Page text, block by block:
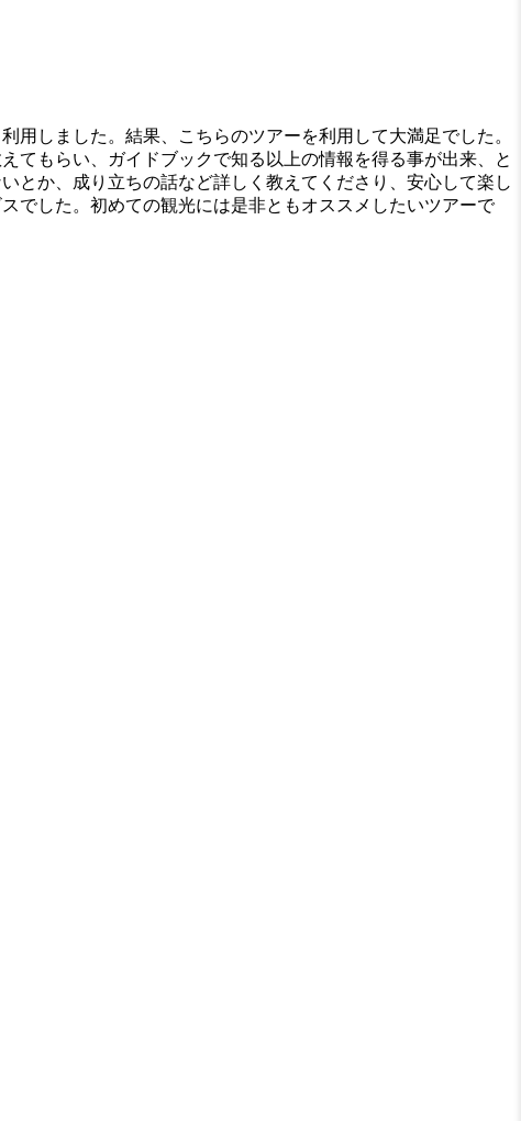
しました。結果、こちらのツアーを利用して大満足でした。
てもらい、ガイドブックで知る以上の情報を得る事が出来、と
とか、成り立ちの話など詳しく教えてくださり、安心して楽し
でした。初めての観光には是非ともオススメしたいツアーで